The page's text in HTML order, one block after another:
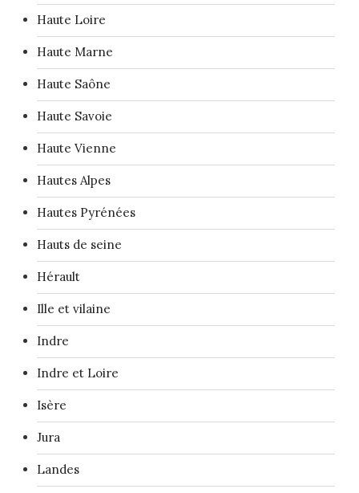
Haute Loire
Haute Marne
Haute Saône
Haute Savoie
Haute Vienne
Hautes Alpes
Hautes Pyrénées
Hauts de seine
Hérault
Ille et vilaine
Indre
Indre et Loire
Isère
Jura
Landes